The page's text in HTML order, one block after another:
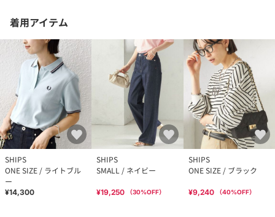
着用アイテム
SHIPS
ONE SIZE / ライトブル
ー
¥14,300
SHIPS
SMALL / ネイビー
¥19,250 （30%OFF）
SHIPS
ONE SIZE / ブラック
¥9,240 （40%OFF）